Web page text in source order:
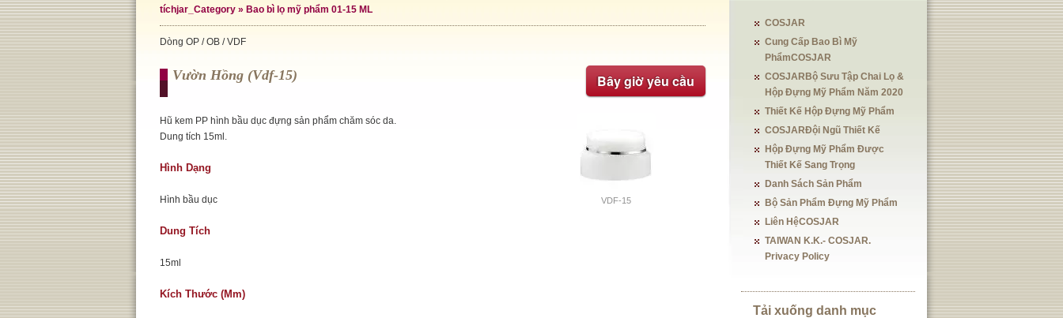
tíchjar_Category » Bao bì lọ mỹ phẩm 01-15 ML
Dòng OP / OB / VDF
Bây giờ yêu cầu
Vườn Hồng (vdf-15)
VDF-15
Hũ kem PP hình bầu dục đựng sản phẩm chăm sóc da.
Dung tích 15ml.
Hình Dạng
Hình bầu dục
Dung Tích
15ml
Kích Thước (mm)
COSJAR
Cung Cấp Bao Bì Mỹ
PhẩmCOSJAR
COSJARBộ Sưu Tập Chai Lọ &
Hộp Đựng Mỹ Phẩm Năm 2020
Thiết Kế Hộp Đựng Mỹ Phẩm
COSJARĐội Ngũ Thiết Kế
Hộp Đựng Mỹ Phẩm Được
Thiết Kế Sang Trọng
Danh Sách Sản Phẩm
Bộ Sản Phẩm Đựng Mỹ Phẩm
Liên HệCOSJAR
TAIWAN K.K.- COSJAR.
Privacy Policy
Tải xuống danh mục